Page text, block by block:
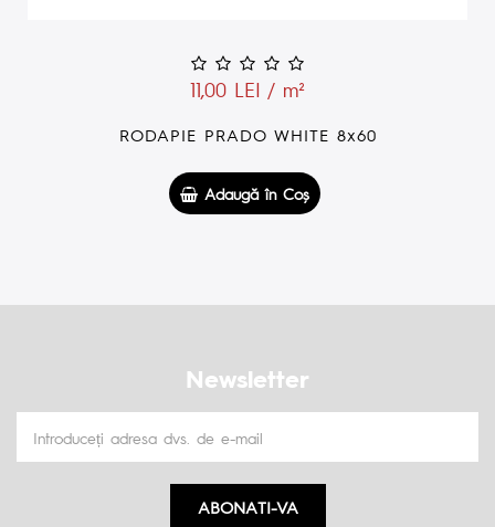
11,00 LEI / m²
RODAPIE PRADO WHITE 8x60
Adaugă în Coş
Newsletter
ABONATI-VA